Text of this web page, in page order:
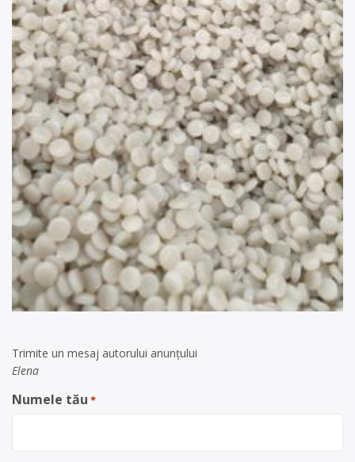
Trimite un mesaj autorului anunţului
Elena
Numele tău *